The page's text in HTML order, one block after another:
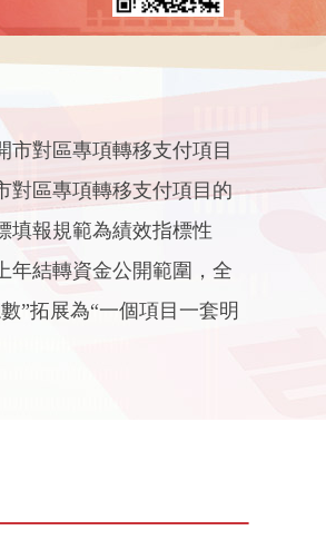
對區專項轉移支付項目
對區專項轉移支付項目的
填報規範為績效指標性
年結轉資金公開範圍，全
”拓展為“一個項目一套明